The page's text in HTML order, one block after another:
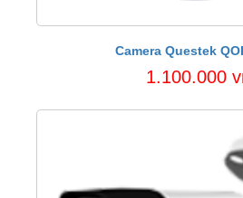
Camera Questek
1.100.000